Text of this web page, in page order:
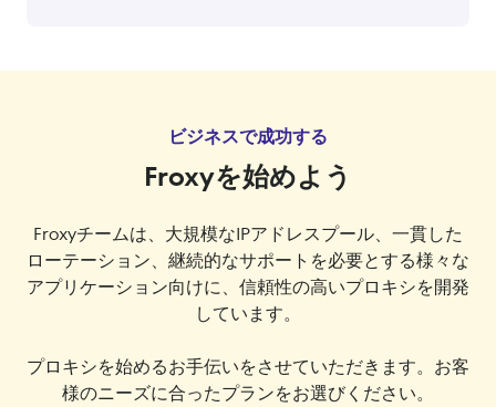
ビジネスで成功する
Froxyを始めよう
Froxyチームは、大規模なIPアドレスプール、一貫した
ローテーション、継続的なサポートを必要とする様々な
アプリケーション向けに、信頼性の高いプロキシを開発
しています。
プロキシを始めるお手伝いをさせていただきます。お客
様のニーズに合ったプランをお選びください。